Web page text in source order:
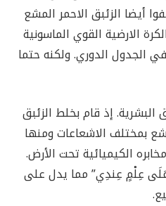
أيضا الزئبق الاحمر المشع
الارضية القوي الماسونية
الجدول الدوري. ولكنه حتما
إذ قام بخلط الزئبق
بمختلف الاشعاعات ومنها
الكيميائية تحت الأرض.
عَلَى عِلْمٍ عِندِي” مما يدل على